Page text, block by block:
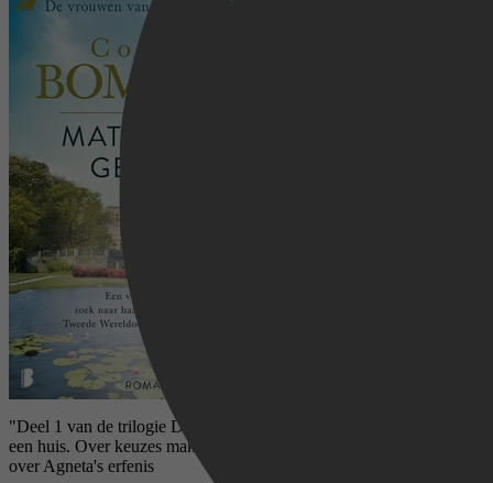
"Deel 1 van de trilogie De vrouwen van de Leeuwenhof staat als
een huis. Over keuzes maken en je hart volgen.' Algemeen Dagblad
over Agneta's erfenis